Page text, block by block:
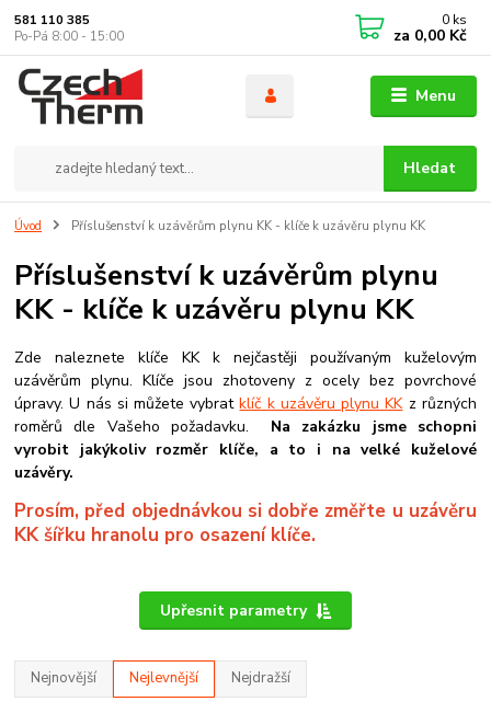
Menu
Hledat
581 110 385
Po-Pá 8:00 - 15:00
0 ks
za 0,00 Kč
Úvod Příslušenství k uzávěrům plynu KK - klíče k uzávěru plynu KK
Příslušenství k uzávěrům plynu
KK - klíče k uzávěru plynu KK
Zde naleznete klíče KK k nejčastěji používaným kuželovým
uzávěrům plynu. Klíče jsou zhotoveny z ocely bez povrchové
úpravy. U nás si můžete vybratklíč k uzávěru plynu KKz různých
roměrů dle Vašeho požadavku. Na zakázku jsme schopni
vyrobit jakýkoliv rozměr klíče, a to i na velké kuželové
uzávěry.
Prosím, před objednávkou si dobře změřte u uzávěru
KK šířku hranolu pro osazení klíče.
Upřesnit parametry
Nejnovější Nejlevnější Nejdražší